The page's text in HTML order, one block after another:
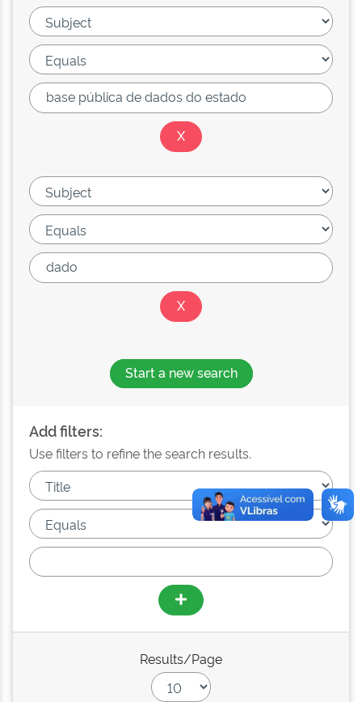
Start a new search
Add filters:
Use filters to refine the search results.
Results/Page